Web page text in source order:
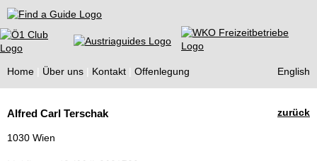
Find a Guide
Home Über uns Kontakt Offenlegung English
Guides
zurück
Alfred Carl Terschak
1030 Wien